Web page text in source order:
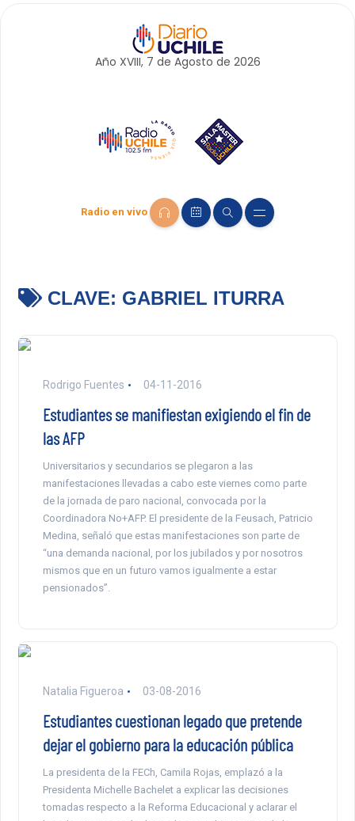
Año XVIII, 7 de Agosto de 2026
Radio en vivo
CLAVE: GABRIEL ITURRA
Rodrigo Fuentes 04-11-2016
Estudiantes se manifiestan exigiendo el fin de
las AFP
Universitarios y secundarios se plegaron a las
manifestaciones llevadas a cabo este viernes como parte
de la jornada de paro nacional, convocada por la
Coordinadora No+AFP. El presidente de la Feusach, Patricio
Medina, señaló que estas manifestaciones son parte de
“una demanda nacional, por los jubilados y por nosotros
mismos que en un futuro vamos igualmente a estar
pensionados”.
Natalia Figueroa 03-08-2016
Estudiantes cuestionan legado que pretende
dejar el gobierno para la educación pública
La presidenta de la FECh, Camila Rojas, emplazó a la
Presidenta Michelle Bachelet a explicar las decisiones
tomadas respecto a la Reforma Educacional y aclarar el